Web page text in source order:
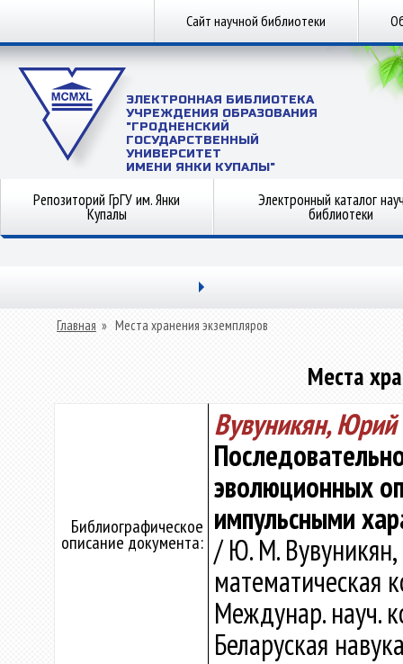
Сайт научной библиотеки
ЭЛЕКТРОННАЯ БИБЛИОТЕКА
УЧРЕЖДЕНИЯ ОБРАЗОВАНИЯ
"ГРОДНЕНСКИЙ
ГОСУДАРСТВЕННЫЙ
УНИВЕРСИТЕТ
ИМЕНИ ЯНКИ КУПАЛЫ"
Репозиторий ГрГУ им. Янки
Купалы
Электронный каталог
библиотеки
Главная » Места хранения экземпляров
Места
Библиографическое
описание документа:
Вувуникян,
эволюционных
импульсными
/ Ю. М.
математическая
Междунар. науч.
Беларуская